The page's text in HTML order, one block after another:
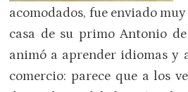
acomodados, fue enviado
casa de su primo Antonio
animó a aprender idiomas y
comercio: parece que a los